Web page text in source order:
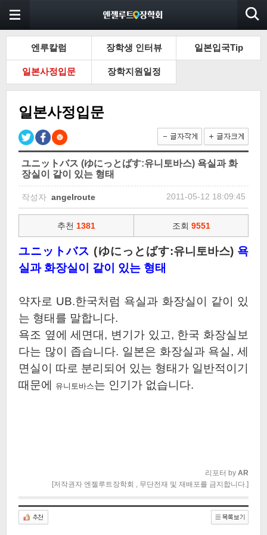
엔루칼럼 장학생 인터뷰 일본입국Tip
일본사정입문 장학지원일정
일본사정입문
ユニットバス (ゆにっとばす:유니토바스) 욕실과 화
장실이 같이 있는 형태
작성자 angelroute 2011-05-12 18:09:45
추천 1381 조회 9551
ユニットバス (ゆにっとばす:유니토바스) 욕
실과 화장실이 같이 있는 형태
약자로 UB.한국처럼 욕실과 화장실이 같이 있
는 형태를 말합니다.
욕조 옆에 세면대, 변기가 있고, 한국 화장실보
다는 많이 좁습니다. 일본은 화장실과 욕실, 세
면실이 따로 분리되어 있는 형태가 일반적이기
때문에
유니토바스는 인기가 없습니다.
리포터 by AR
[저작권자 엔젤루트장학회 , 무단전재 및 재배포를 금지합니다.]